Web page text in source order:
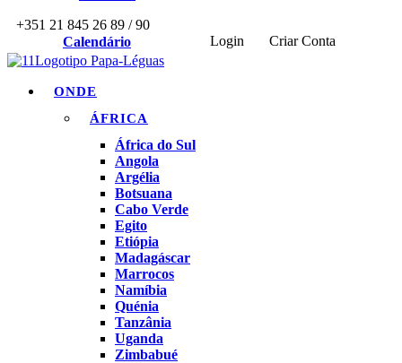
+351 21 845 26 89 / 90
Calendário
Login Criar Conta
ONDE
ÁFRICA
África do Sul
Angola
Argélia
Botsuana
Cabo Verde
Egito
Etiópia
Madagáscar
Marrocos
Namíbia
Quénia
Tanzânia
Uganda
Zimbabué